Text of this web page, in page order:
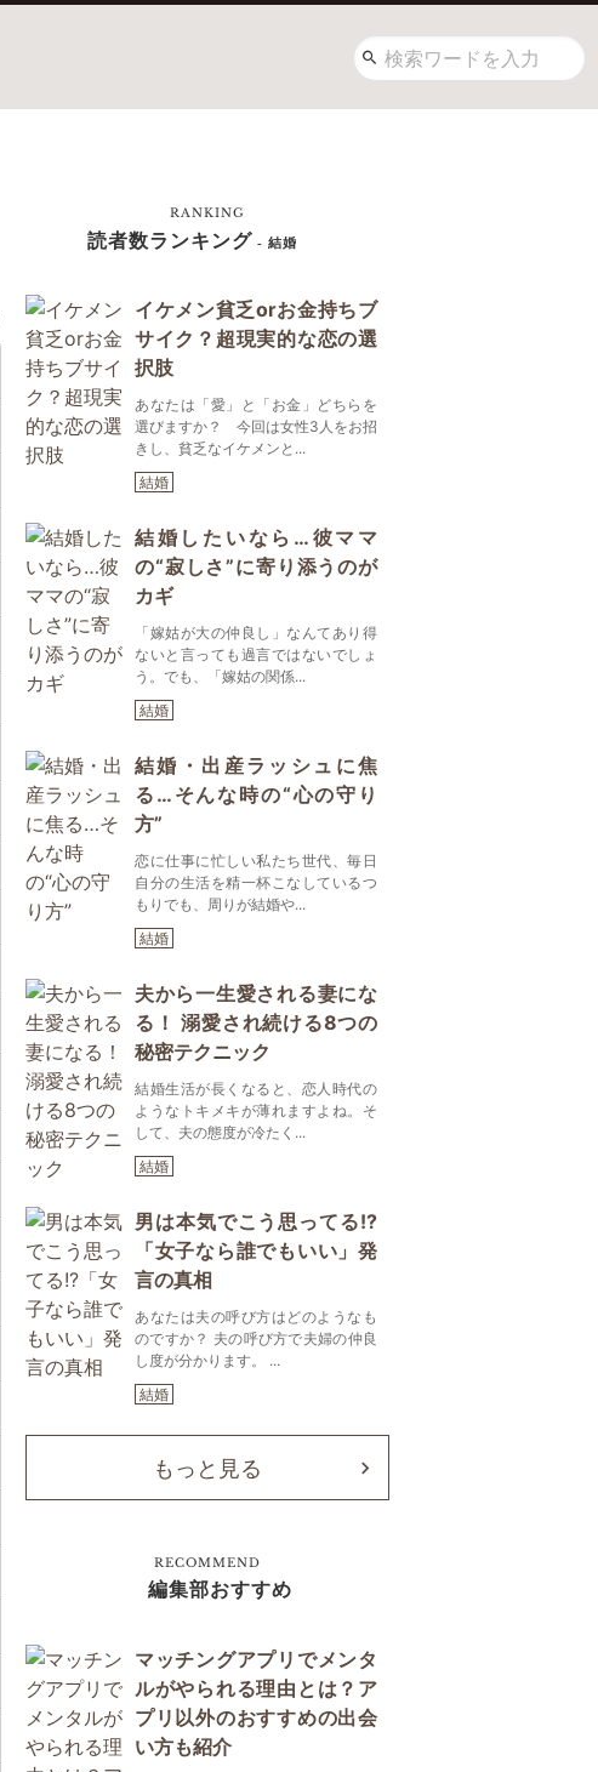
RANKING
読者数ランキング - 結婚
イケメン貧乏orお金持ちブ
サイク？超現実的な恋の選
択肢
あなたは「愛」と「お金」どちらを
選びますか？ 今回は女性3人をお招
きし、貧乏なイケメンと...
結婚
結婚したいなら…彼ママ
の“寂しさ”に寄り添うのが
カギ
「嫁姑が大の仲良し」なんてあり得
ないと言っても過言ではないでしょ
う。でも、「嫁姑の関係...
結婚
結婚・出産ラッシュに焦
る…そんな時の“心の守り
方”
恋に仕事に忙しい私たち世代、毎日
自分の生活を精一杯こなしているつ
もりでも、周りが結婚や...
結婚
夫から一生愛される妻にな
る！ 溺愛され続ける8つの
秘密テクニック
結婚生活が長くなると、恋人時代の
ようなトキメキが薄れますよね。そ
して、夫の態度が冷たく...
結婚
男は本気でこう思ってる!?
「女子なら誰でもいい」発
言の真相
あなたは夫の呼び方はどのようなも
のですか？ 夫の呼び方で夫婦の仲良
し度が分かります。 ...
結婚
もっと見る
RECOMMEND
編集部おすすめ
マッチングアプリでメンタ
ルがやられる理由とは？ア
プリ以外のおすすめの出会
い方も紹介